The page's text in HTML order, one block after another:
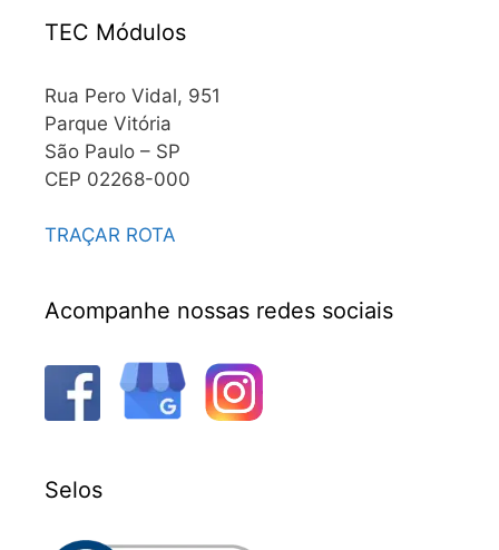
TEC Módulos
Rua Pero Vidal, 951
Parque Vitória
São Paulo – SP
CEP 02268-000
TRAÇAR ROTA
Acompanhe nossas redes sociais
Selos